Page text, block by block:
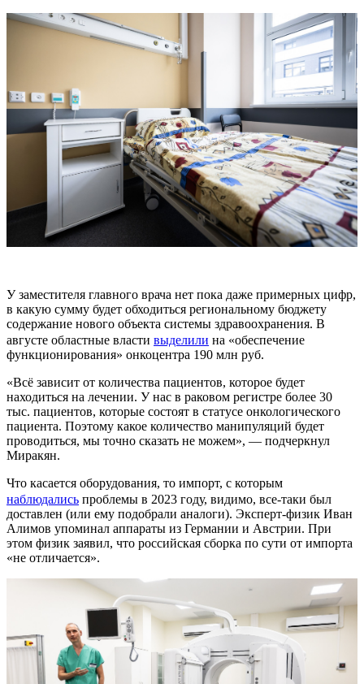
У заместителя главного врача нет пока даже примерных цифр,
в какую сумму будет обходиться региональному бюджету
содержание нового объекта системы здравоохранения. В
августе областные власти выделили на «обеспечение
функционирования» онкоцентра 190 млн руб.
«Всё зависит от количества пациентов, которое будет
находиться на лечении. У нас в раковом регистре более 30
тыс. пациентов, которые состоят в статусе онкологического
пациента. Поэтому какое количество манипуляций будет
проводиться, мы точно сказать не можем», — подчеркнул
Миракян.
Что касается оборудования, то импорт, с которым
наблюдались проблемы в 2023 году, видимо, все-таки был
доставлен (или ему подобрали аналоги). Эксперт-физик Иван
Алимов упоминал аппараты из Германии и Австрии. При
этом физик заявил, что российская сборка по сути от импорта
«не отличается».